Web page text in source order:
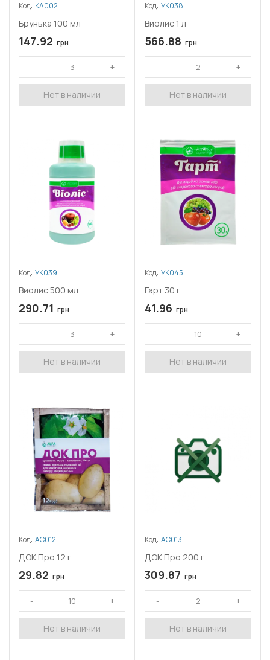
Код: КА002
Брунька 100 мл
147.92 грн
Нет в наличии
Код: УК038
Виолис 1 л
566.88 грн
Нет в наличии
Код: УК039
Виолис 500 мл
290.71 грн
Нет в наличии
Код: УК045
Гарт 30 г
41.96 грн
Нет в наличии
Код: АС012
ДОК Про 12 г
29.82 грн
Нет в наличии
Код: АС013
ДОК Про 200 г
309.87 грн
Нет в наличии